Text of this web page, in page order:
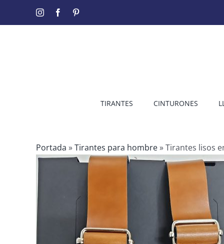
InstagramFacebook
TIRANTES CINTURONES
Portada »Tirantes para hombre»Tirantes lisos